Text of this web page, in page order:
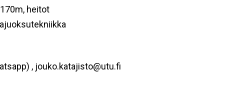
heitot
, jouko.katajisto@utu.fi